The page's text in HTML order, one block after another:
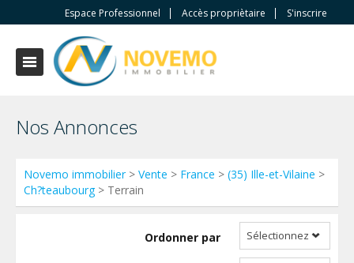
Espace Professionnel Accès propriètaire S'inscrire
Nos Annonces
Novemo immobilier> Vente > France > (35) Ille-et-Vilaine >
Ch?teaubourg> Terrain
Ordonner par Sélectionnez